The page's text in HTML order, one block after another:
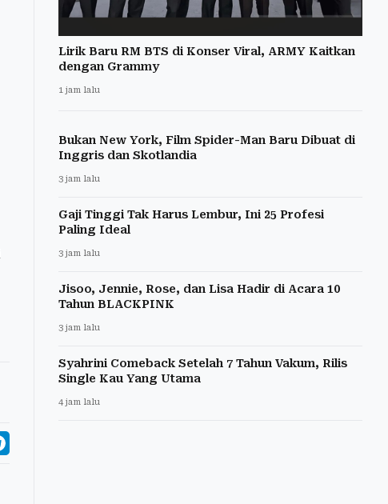
Lirik Baru RM BTS di Konser Viral, ARMY Kaitkan
dengan Grammy
1 jam lalu
Bukan New York, Film Spider-Man Baru Dibuat di
Inggris dan Skotlandia
3 jam lalu
Gaji Tinggi Tak Harus Lembur, Ini 25 Profesi
Paling Ideal
3 jam lalu
Jisoo, Jennie, Rose, dan Lisa Hadir di Acara 10
Tahun BLACKPINK
3 jam lalu
Syahrini Comeback Setelah 7 Tahun Vakum, Rilis
Single Kau Yang Utama
4 jam lalu